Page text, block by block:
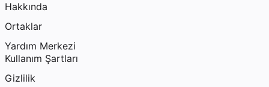
Hakkında
Ortaklar
Yardım Merkezi
Kullanım Şartları
Gizlilik